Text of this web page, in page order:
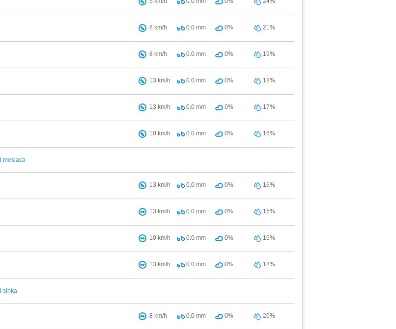
8 km/h 0.0 mm 0% 21%
8 km/h 0.0 mm 0% 19%
13 km/h 0.0 mm 0% 18%
13 km/h 0.0 mm 0% 17%
10 km/h 0.0 mm 0% 16%
mesiaca
13 km/h 0.0 mm 0% 16%
13 km/h 0.0 mm 0% 15%
10 km/h 0.0 mm 0% 16%
13 km/h 0.0 mm 0% 18%
slnka
8 km/h 0.0 mm 0% 20%